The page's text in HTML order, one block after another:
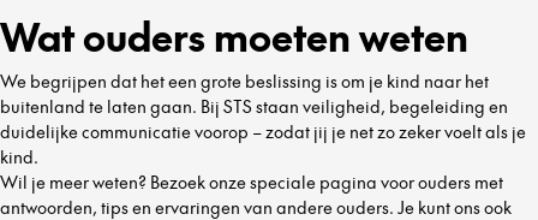
Wat ouders moeten weten
We begrijpen dat het een grote beslissing is om je kind naar het
buitenland te laten gaan. Bij STS staan veiligheid, begeleiding en
duidelijke communicatie voorop – zodat jij je net zo zeker voelt als je
kind.
Wil je meer weten? Bezoek onze speciale pagina voor ouders met
antwoorden, tips en ervaringen van andere ouders. Je kunt ons ook